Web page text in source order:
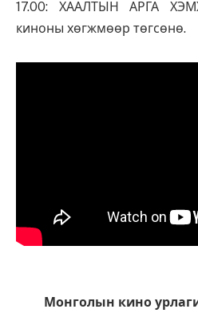
17.00: ХААЛТЫН АРГА
киноны хөгжмөөр төгсөнө.
Монголын кино